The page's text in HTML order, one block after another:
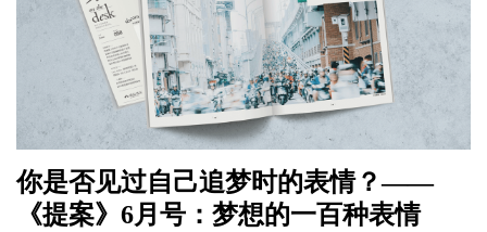
你是否见过自己追梦时的表情？——
《提案》6月号：梦想的一百种表情